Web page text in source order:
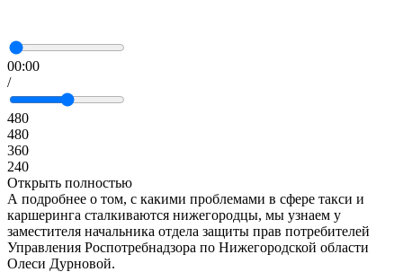
00:00
/
480
480
360
240
Открыть полностью
А подробнее о том, с какими проблемами в сфере такси и
каршеринга сталкиваются нижегородцы, мы узнаем у
заместителя начальника отдела защиты прав потребителей
Управления Роспотребнадзора по Нижегородской области
Олеси Дурновой.